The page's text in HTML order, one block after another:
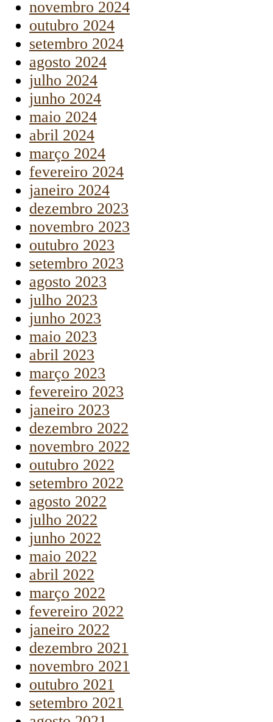
novembro 2024
outubro 2024
setembro 2024
agosto 2024
julho 2024
junho 2024
maio 2024
abril 2024
março 2024
fevereiro 2024
janeiro 2024
dezembro 2023
novembro 2023
outubro 2023
setembro 2023
agosto 2023
julho 2023
junho 2023
maio 2023
abril 2023
março 2023
fevereiro 2023
janeiro 2023
dezembro 2022
novembro 2022
outubro 2022
setembro 2022
agosto 2022
julho 2022
junho 2022
maio 2022
abril 2022
março 2022
fevereiro 2022
janeiro 2022
dezembro 2021
novembro 2021
outubro 2021
setembro 2021